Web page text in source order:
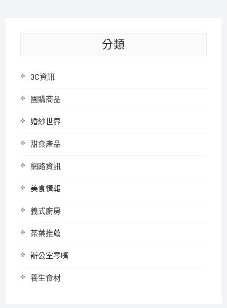
分類
3C資訊
團購商品
婚紗世界
甜食產品
網路資訊
美食情報
義式廚房
茶葉推薦
辦公室零嘴
養生食材